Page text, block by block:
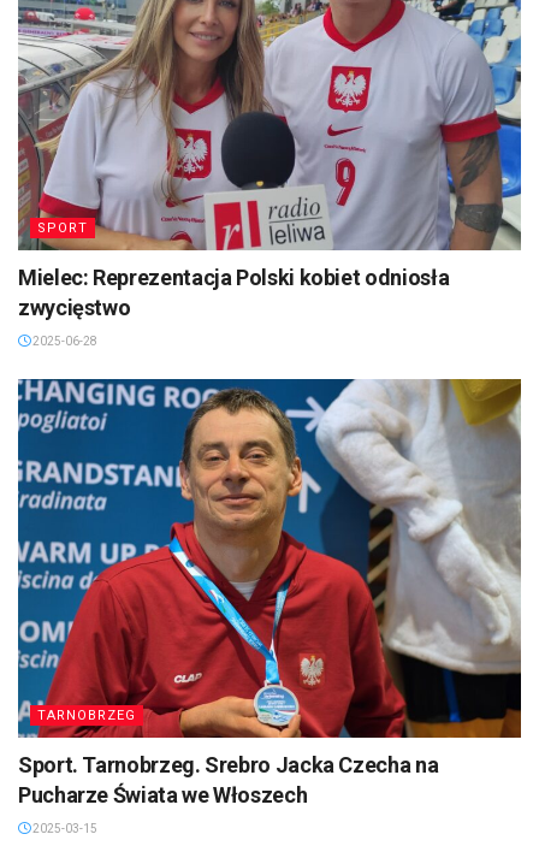
SPORT
Mielec: Reprezentacja Polski kobiet odniosła
zwycięstwo
2025-06-28
TARNOBRZEG
Sport. Tarnobrzeg. Srebro Jacka Czecha na
Pucharze Świata we Włoszech
2025-03-15